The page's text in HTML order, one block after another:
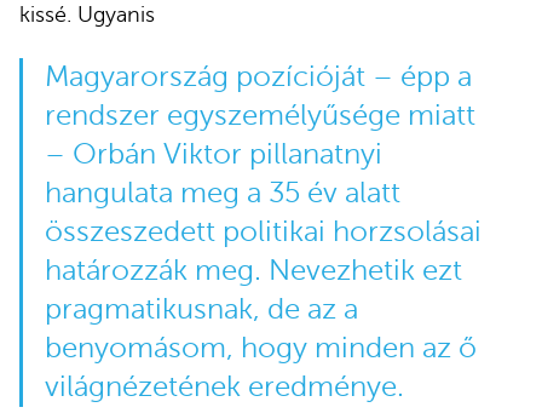
kissé. Ugyanis
Magyarország pozícióját – épp a
rendszer egyszemélyűsége miatt
– Orbán Viktor pillanatnyi
hangulata meg a 35 év alatt
összeszedett politikai horzsolásai
határozzák meg. Nevezhetik ezt
pragmatikusnak, de az a
benyomásom, hogy minden az ő
világnézetének eredménye.